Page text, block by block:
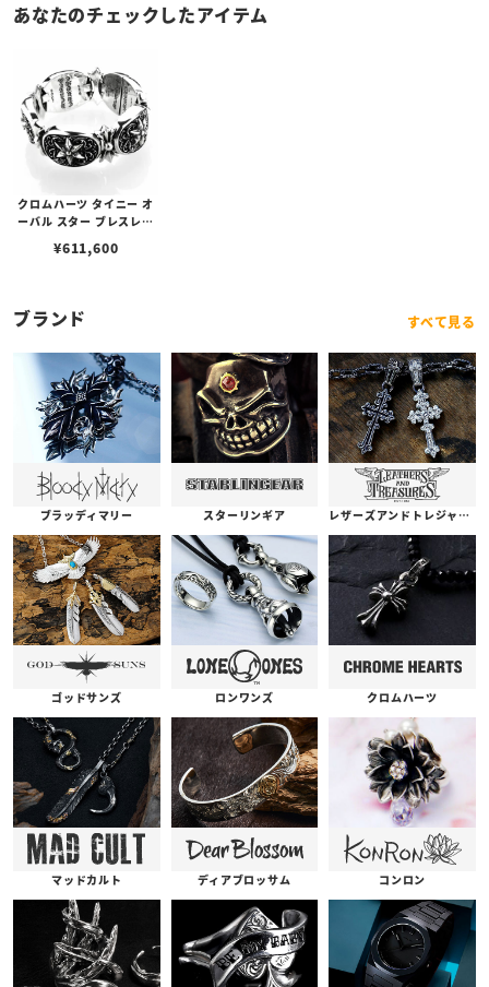
あなたのチェックしたアイテム
クロムハーツ タイニー オ
ーバル スター ブレスレッ
¥611,600
ブランド すべて見る
ブラッディマリー スターリンギア レザーズアンドトレジャーズ
ゴッドサンズ ロンワンズ クロムハーツ
マッドカルト ディアブロッサム コンロン